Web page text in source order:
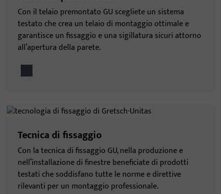
Con il telaio premontato GU scegliete un sistema
testato che crea un telaio di montaggio ottimale e
garantisce un fissaggio e una sigillatura sicuri attorno
all’apertura della parete.
Tecnica di fissaggio
Con la tecnica di fissaggio GU, nella produzione e
nell’installazione di finestre beneficiate di prodotti
testati che soddisfano tutte le norme e direttive
rilevanti per un montaggio professionale.